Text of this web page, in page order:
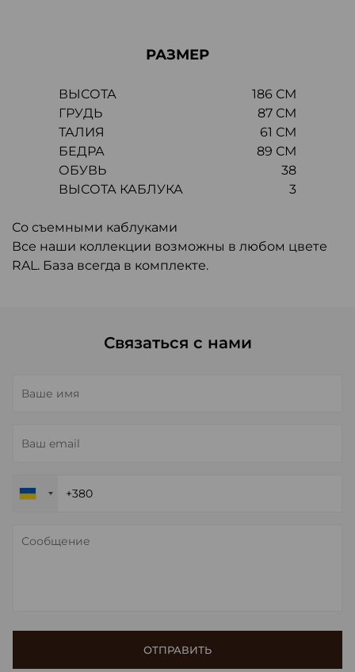
РАЗМЕР
ВЫСОТА
186 СМ
ГРУДЬ
87 СМ
ТАЛИЯ
61 СМ
БЕДРА
89 СМ
ОБУВЬ
38
ВЫСОТА КАБЛУКА
3
Со съемными каблуками
Все наши коллекции возможны в любом цвете
RAL. База всегда в комплекте.
Связаться с нами